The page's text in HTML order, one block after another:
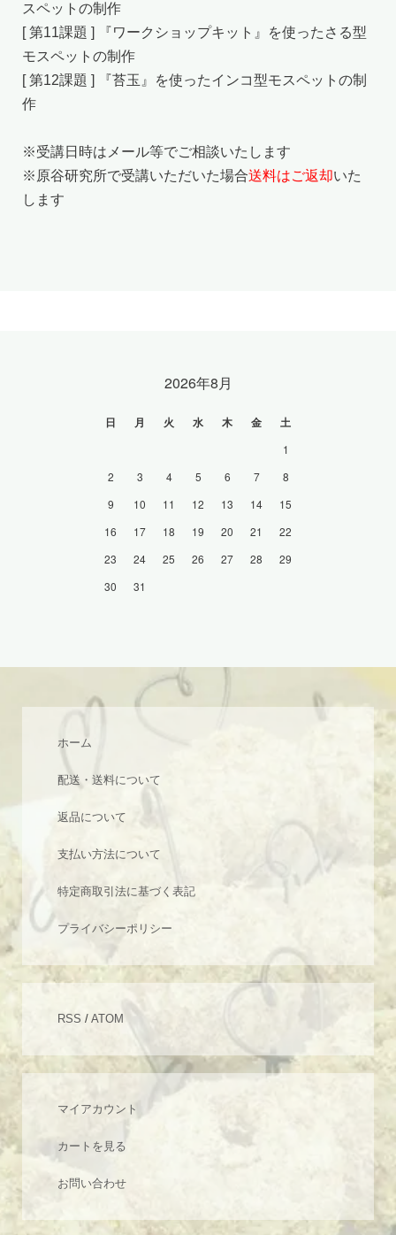
スペットの制作
[ 第11課題 ] 『ワークショップキット』を使ったさる型
モスペットの制作
[ 第12課題 ] 『苔玉』を使ったインコ型モスペットの制
作
※受講日時はメール等でご相談いたします
※原谷研究所で受講いただいた場合送料はご返却いた
します
2026年8月
日 月 火 水 木 金 土
1
2
3 4 5 6 7
8
9
10 11 12 13 14
15
16
17 18 19 20 21
22
23
24 25 26 27 28
29
30
31
ホーム
配送・送料について
返品について
支払い方法について
特定商取引法に基づく表記
プライバシーポリシー
RSS / ATOM
マイアカウント
カートを見る
お問い合わせ